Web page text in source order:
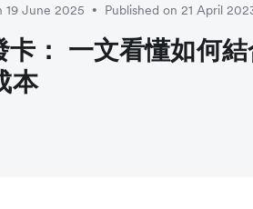
19 June 2025 • Published on 21 April
卡： 一文看懂如何
本